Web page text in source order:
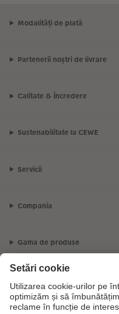
Modalități de plată
Partenerii noștri de livrare
Calitate & Încredere
Sustenabilitate la CEWE
Servicii
Compania
Gama de produse